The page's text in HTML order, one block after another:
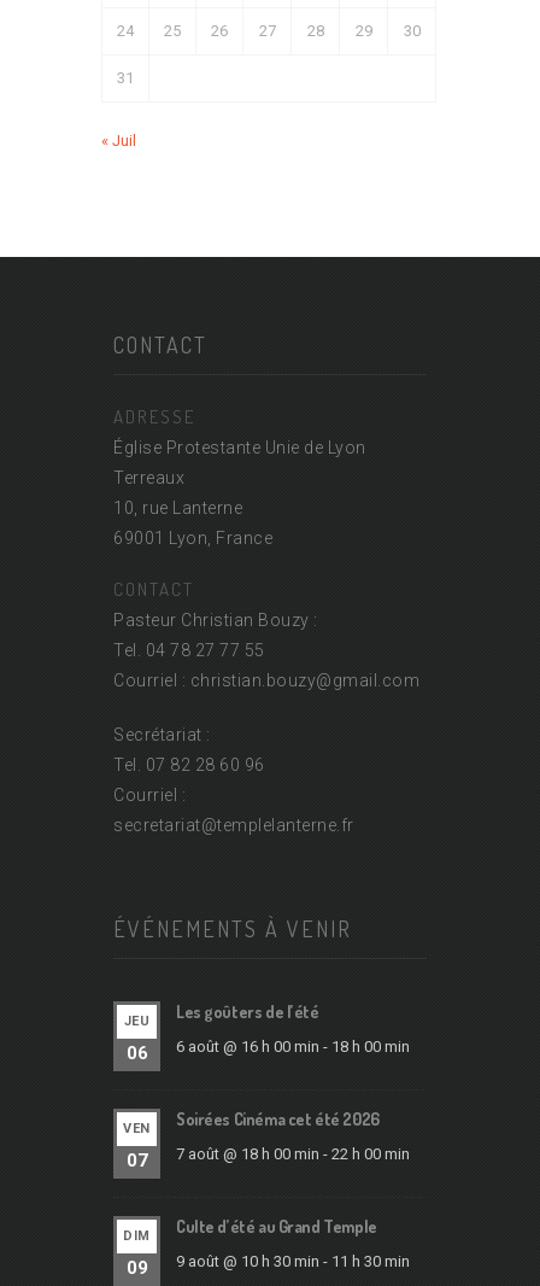
24 25 26 27 28 29 30
31
« Juil
CONTACT
ADRESSE
Église Protestante Unie de Lyon
Terreaux
10, rue Lanterne
69001 Lyon, France
CONTACT
Pasteur Christian Bouzy :
Tel. 04 78 27 77 55
Courriel : christian.bouzy@gmail.com
Secrétariat :
Tel. 07 82 28 60 96
Courriel :
secretariat@templelanterne.fr
ÉVÉNEMENTS À VENIR
JEU
06
Les goûters de l’été
6 août @ 16 h 00 min - 18 h 00 min
VEN
07
Soirées Cinéma cet été 2026
7 août @ 18 h 00 min - 22 h 00 min
DIM
09
Culte d’été au Grand Temple
9 août @ 10 h 30 min - 11 h 30 min